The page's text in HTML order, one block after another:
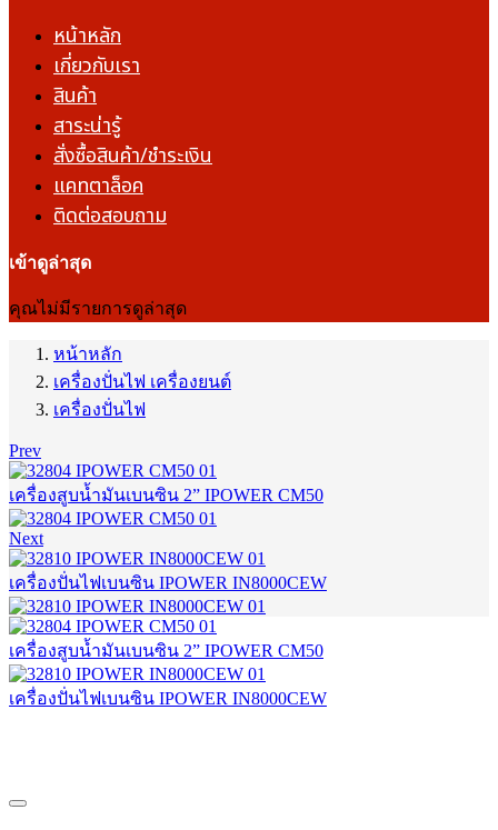
หน้าหลัก
เกี่ยวกับเรา
สินค้า
สาระน่ารู้
สั่งซื้อสินค้า/ชำระเงิน
แคทตาล็อค
ติดต่อสอบถาม
เข้าดูล่าสุด
คุณไม่มีรายการดูล่าสุด
หน้าหลัก
เครื่องปั่นไฟ เครื่องยนต์
เครื่องปั่นไฟ
Prev
เครื่องสูบน้ำมันเบนซิน 2” IPOWER CM50
Next
เครื่องปั่นไฟเบนซิน IPOWER IN8000CEW
เครื่องสูบน้ำมันเบนซิน 2” IPOWER CM50
เครื่องปั่นไฟเบนซิน IPOWER IN8000CEW